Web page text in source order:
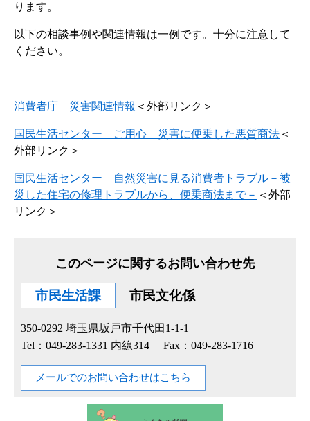
ります。
以下の相談事例や関連情報は一例です。十分に注意して
ください。
消費者庁 災害関連情報 ＜外部リンク＞
国民生活センター ご用心 災害に便乗した悪質商法 ＜
外部リンク＞
国民生活センター 自然災害に見る消費者トラブル－被
災した住宅の修理トラブルから、便乗商法まで－ ＜外部
リンク＞
このページに関するお問い合わせ先
市民生活課 市民文化係
350-0292 埼玉県坂戸市千代田1-1-1
Tel：049-283-1331 内線314
Fax：049-283-1716
メールでのお問い合わせはこちら